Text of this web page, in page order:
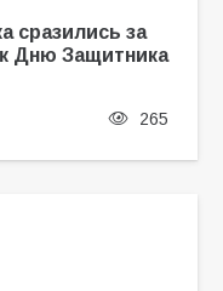
сразились за
Дню Защитника
265